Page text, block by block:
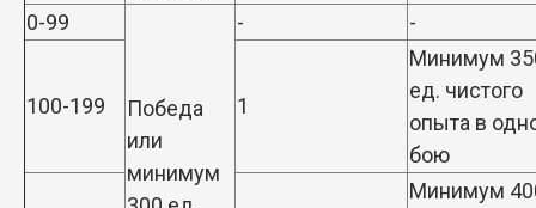
0-99
Победа
или
минимум
- -
100-199 1
Минимум
ед. чистого
опыта в
бою
Минимум